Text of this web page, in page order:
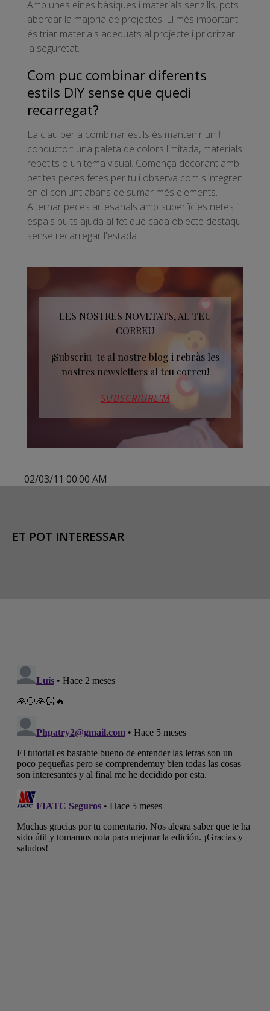
Amb unes eines bàsiques i materials senzills, pots
abordar la majoria de projectes. El més important
és triar materials adequats al projecte i prioritzar
la seguretat.
Com puc combinar diferents
estils DIY sense que quedi
recarregat?
La clau per a combinar estils és mantenir un fil
conductor: una paleta de colors limitada, materials
repetits o un tema visual. Comença decorant amb
petites peces fetes per tu i observa com s'integren
en el conjunt abans de sumar més elements.
Alternar peces artesanals amb superfícies netes i
espais buits ajuda al fet que cada objecte destaqui
sense recarregar l'estada.
LES NOSTRES NOVETATS, AL TEU
CORREU
¡Subscriu-te al nostre blog i rebràs les
nostres newsletters al teu correu!
SUBSCRIURE’M
02/03/11 00:00 AM
ET POT INTERESSAR